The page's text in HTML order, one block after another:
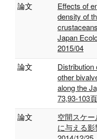
論文
Effects of
density of
Japan
2015/04
論文
other
along the
73,93-103
論文
空間スケ
に与える